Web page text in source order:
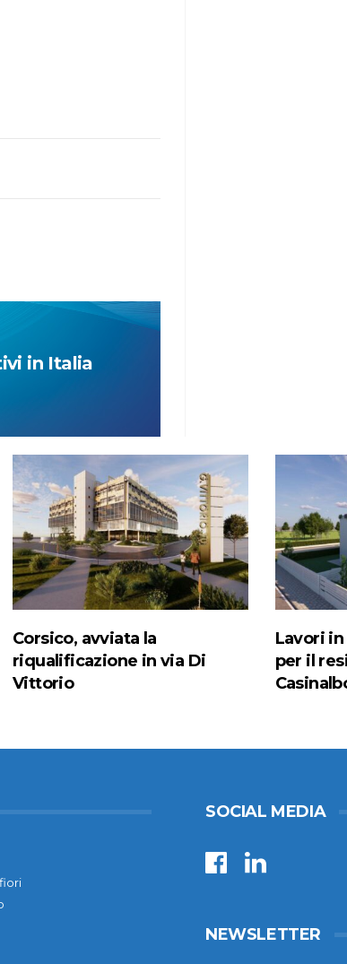
in Italia
Corsico, avviata la
riqualificazione in via Di
Vittorio
Lavori
per il
SOCIAL MEDIA
NEWSLETTER